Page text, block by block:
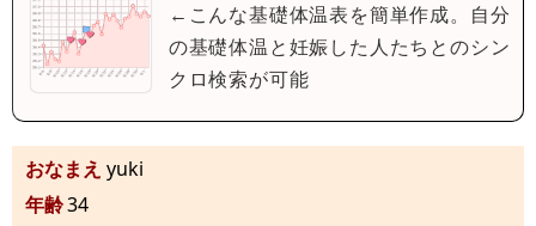
←こんな基礎体温表を簡単作成。自分
の基礎体温と妊娠した人たちとのシン
クロ検索が可能
おなまえ yuki
年齢34